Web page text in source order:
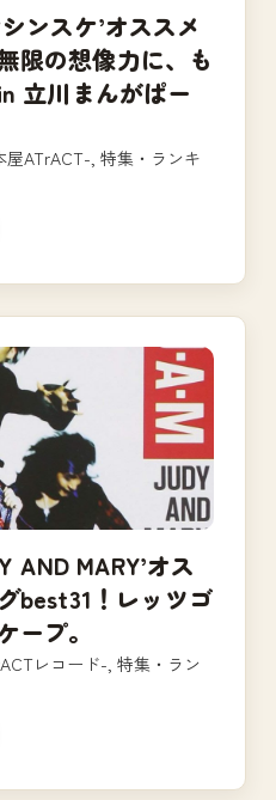
ンスケ’オススメ
限の想像力に、も
立川まんがぱー
屋ATrACT- ,特集・ランキ
AND MARY’オス
best31！レッツゴ
ープ。
レコード- ,特集・ラン